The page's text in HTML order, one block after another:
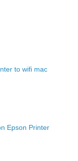
to wifi mac
Epson Printer